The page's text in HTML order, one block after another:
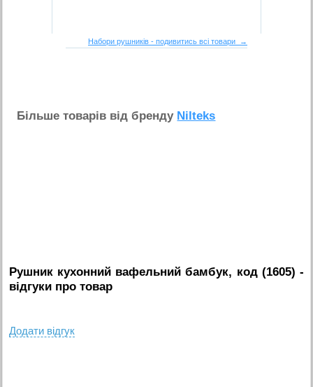
Набори рушників - подивитись всі товари →
Бiльше товарiв вiд бренду Nilteks
Рушник кухонний вафельний бамбук, код (1605) -
вiдгуки про товар
Додати вiдгук